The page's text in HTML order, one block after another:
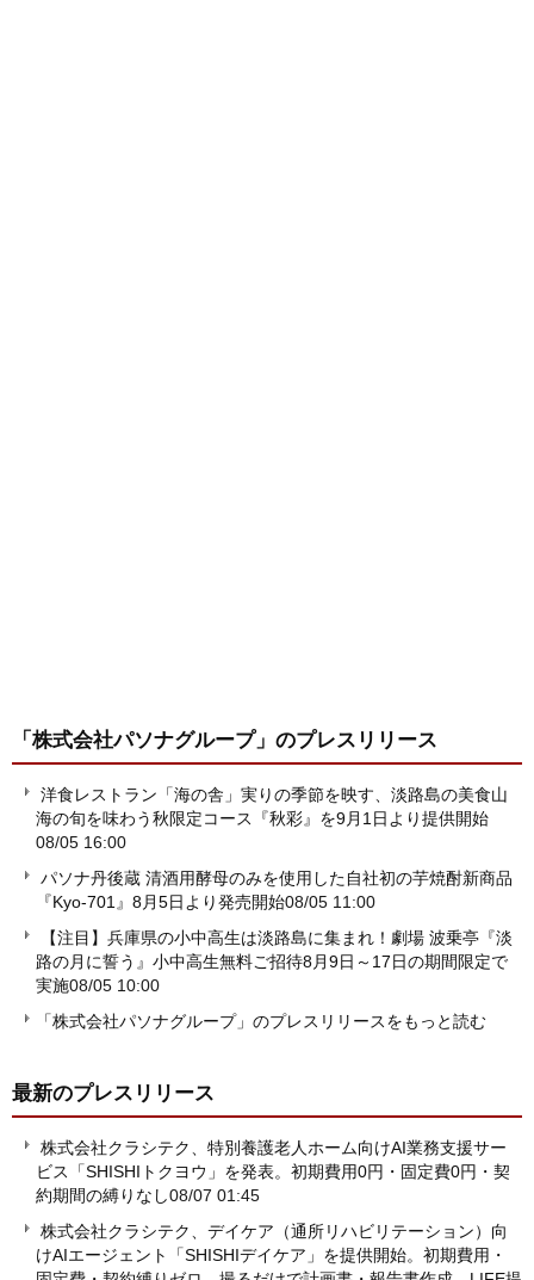
「株式会社パソナグループ」 のプレスリリース
洋食レストラン「海の舎」実りの季節を映す、淡路島の美食山
海の旬を味わう秋限定コース『秋彩』を9月1日より提供開始
08/05 16:00
パソナ丹後蔵 清酒用酵母のみを使用した自社初の芋焼酎新商品
『Kyo-701』8月5日より発売開始08/05 11:00
【注目】兵庫県の小中高生は淡路島に集まれ！劇場 波乗亭『淡
路の月に誓う』小中高生無料ご招待8月9日～17日の期間限定で
実施08/05 10:00
「株式会社パソナグループ」のプレスリリースをもっと読む
最新のプレスリリース
株式会社クラシテク、特別養護老人ホーム向けAI業務支援サー
ビス「SHISHIトクヨウ」を発表。初期費用0円・固定費0円・契
約期間の縛りなし08/07 01:45
株式会社クラシテク、デイケア（通所リハビリテーション）向
けAIエージェント「SHISHIデイケア」を提供開始。初期費用・